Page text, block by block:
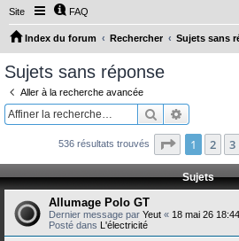
Site FAQ
Index du forum Rechercher Sujets sans
Sujets sans réponse
Aller à la recherche avancée
Rechercher
536 résultats trouvés Page 1sur11
1 2 3
Sujets
Allumage Polo GT
Dernier message par Yeut « 18 mai 26 18:44
Posté dans L'électricité